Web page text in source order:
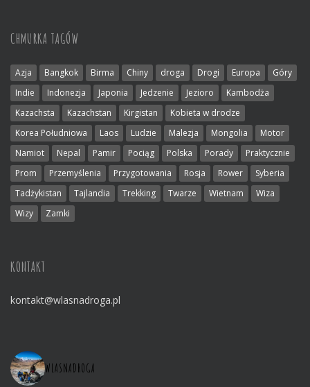
CHMURKA TAGÓW
Azja Bangkok Birma Chiny droga Drogi Europa
Góry
Indie
Indonezja Japonia Jedzenie Jezioro
Kambodża
Kazachsta
Kazachstan Kirgistan
Kobieta w drodze
Korea Południowa
Laos Ludzie Malezja Mongolia
Motor
Namiot
Nepal Pamir Pociąg Polska Porady
Praktycznie
Prom
Przemyślenia Przygotowania Rosja Rower
Syberia
Tadżykistan
Tajlandia Trekking Twarze Wietnam
Wiza
Wizy
Zamki
KONTAKT
kontakt@wlasnadroga.pl
WLASNADROGA